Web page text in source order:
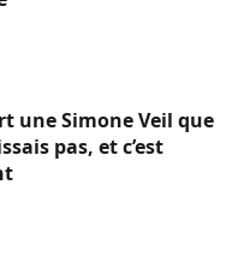
une Simone Veil que
pas, et c’est